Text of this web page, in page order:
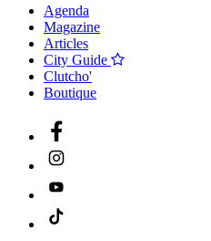
Agenda
Magazine
Articles
City Guide
Clutcho'
Boutique